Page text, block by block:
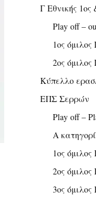
Γ Εθνικής 1ος
Play off –
1ος όμιλος
2ος όμιλος
Κύπελλο
ΕΠΣ Σερρών
Play off –
Α
1ος
2ος
3ος